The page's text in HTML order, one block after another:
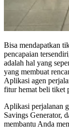
Bisa mendapatkan
pencapaian
adalah hal yang
yang membuat
Aplikasi agen
fitur hemat beli tiket
Aplikasi perjalanan
Savings Generator,
membantu Anda